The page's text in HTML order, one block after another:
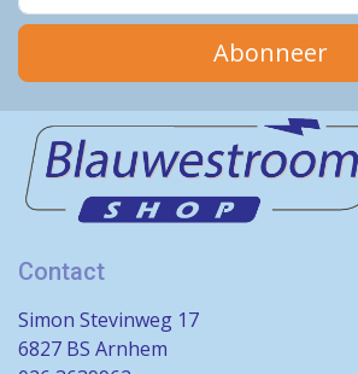
Abonneer
Contact
Simon Stevinweg 17
6827 BS Arnhem